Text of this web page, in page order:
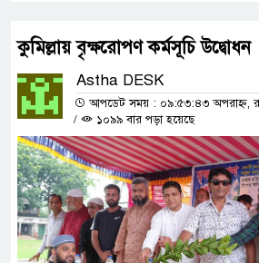
কুমিল্লায় বৃক্ষরোপণ কর্মসূচি উদ্বোধন
Astha DESK
আপডেট সময় : ০৯:৫৩:৪৩ অপরাহ্ন,
/
১০৯৯ বার পড়া হয়েছে